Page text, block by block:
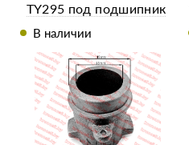
TY295 под подшипник
В наличии